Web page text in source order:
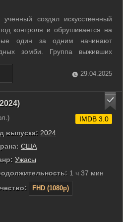
создал искусственный
контроля и обрушивается на
один за одним начинают
зомби. Группа выживших
доме, не теряя надежду на
29.04.2025
выпуска: 2024
США
Ужасы
1 ч 37 мин
FHD (1080p)
IMDB 3.0